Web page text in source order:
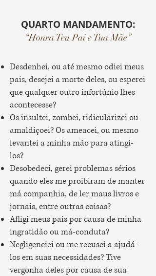
QUARTO MANDAMENTO:
“Honra Teu Pai e Tua Mãe”
Desdenhei, ou até mesmo odiei meus
pais, desejei a morte deles, ou esperei
que qualquer outro infortúnio lhes
acontecesse?
Os insultei, zombei, ridicularizei ou
amaldiçoei? Os ameacei, ou mesmo
levantei a minha mão para atingi-
los?
Desobedeci, gerei problemas sérios
quando eles me proibiram de manter
má companhia, de ler maus livros e
jornais, entre outras coisas?
Afligi meus pais por causa de minha
ingratidão ou má-conduta?
Negligenciei ou me recusei a ajudá-
los em suas necessidades? Tive
vergonha deles por causa de sua